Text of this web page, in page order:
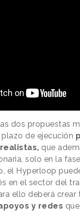
dos propuestas
de ejecución
que
solo en la
el Hyperloop
en el sector del
ello deberá crear
y redes